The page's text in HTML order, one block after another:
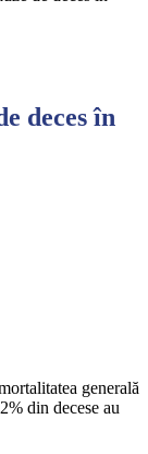
deces în
generală
din decese au